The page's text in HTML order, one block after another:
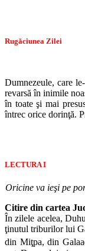
Rugăciunea Zilei
Dumnezeule, care
revarsă în inimile
în toate şi mai
întrec orice dorinţă.
LECTURA I
Oricine va ieşi pe
Citire din cartea
În zilele acelea,
ţinutul triburilor lui
din Miţpa, din